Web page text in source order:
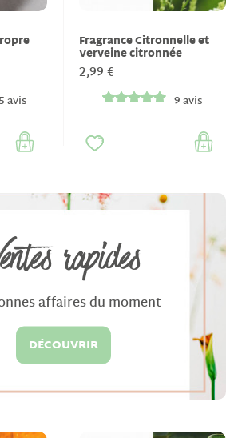
avis
Fragrance Citronnelle et
Verveine citronnée
2,99 €
9 avis
rapides
affaires du moment
DÉCOUVRIR